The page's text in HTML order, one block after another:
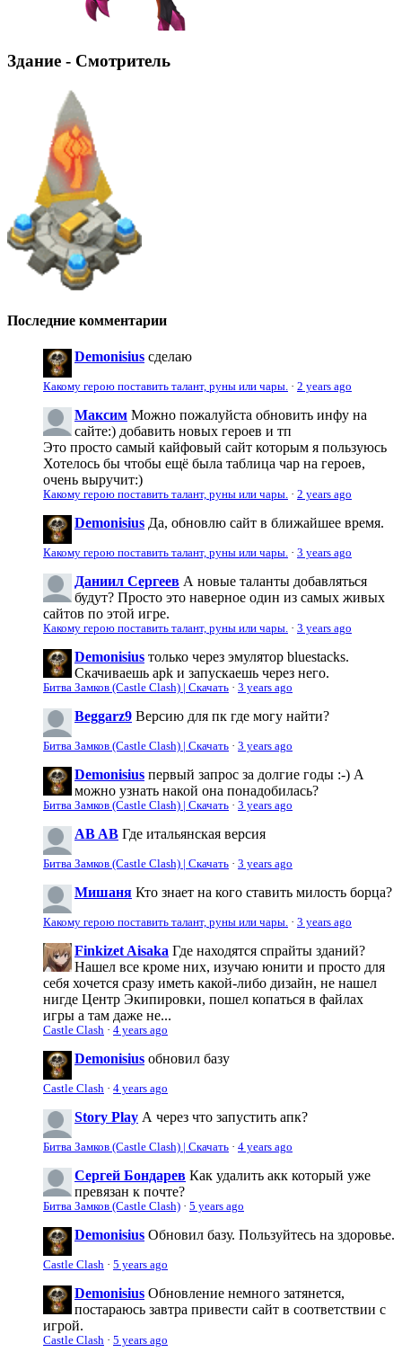
Здание - Смотритель
Последние комментарии
Demonisius сделаю
Какому герою поставить талант, руны или чары. · 2 years ago
Максим Можно пожалуйста обновить инфу на
сайте:) добавить новых героев и тп
Это просто самый кайфовый сайт которым я пользуюсь
Хотелось бы чтобы ещё была таблица чар на героев,
очень выручит:)
Какому герою поставить талант, руны или чары. · 2 years ago
Demonisius Да, обновлю сайт в ближайшее время.
Какому герою поставить талант, руны или чары. · 3 years ago
Даниил Сергеев А новые таланты добавляться
будут? Просто это наверное один из самых живых
сайтов по этой игре.
Какому герою поставить талант, руны или чары. · 3 years ago
Demonisius только через эмулятор bluestacks.
Скачиваешь apk и запускаешь через него.
Битва Замков (Castle Clash) | Скачать · 3 years ago
Beggarz9 Версию для пк где могу найти?
Битва Замков (Castle Clash) | Скачать · 3 years ago
Demonisius первый запрос за долгие годы :-) А
можно узнать накой она понадобилась?
Битва Замков (Castle Clash) | Скачать · 3 years ago
AB AB Где итальянская версия
Битва Замков (Castle Clash) | Скачать · 3 years ago
Мишаня Кто знает на кого ставить милость борца?
Какому герою поставить талант, руны или чары. · 3 years ago
Finkizet Aisaka Где находятся спрайты зданий?
Нашел все кроме них, изучаю юнити и просто для
себя хочется сразу иметь какой-либо дизайн, не нашел
нигде Центр Экипировки, пошел копаться в файлах
игры а там даже не...
Castle Clash · 4 years ago
Demonisius обновил базу
Castle Clash · 4 years ago
Story Play А через что запустить апк?
Битва Замков (Castle Clash) | Скачать · 4 years ago
Сергей Бондарев Как удалить акк который уже
превязан к почте?
Битва Замков (Castle Clash) · 5 years ago
Demonisius Обновил базу. Пользуйтесь на здоровье.
Castle Clash · 5 years ago
Demonisius Обновление немного затянется,
постараюсь завтра привести сайт в соответствии с
игрой.
Castle Clash · 5 years ago